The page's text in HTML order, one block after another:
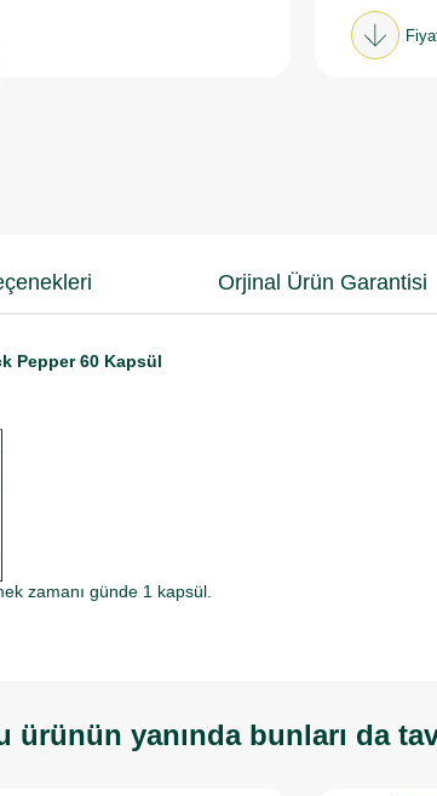
Orjinal Ürün Garantisi
Pepper 60 Kapsül
zamanı günde 1 kapsül.
ürünün yanında bunları da